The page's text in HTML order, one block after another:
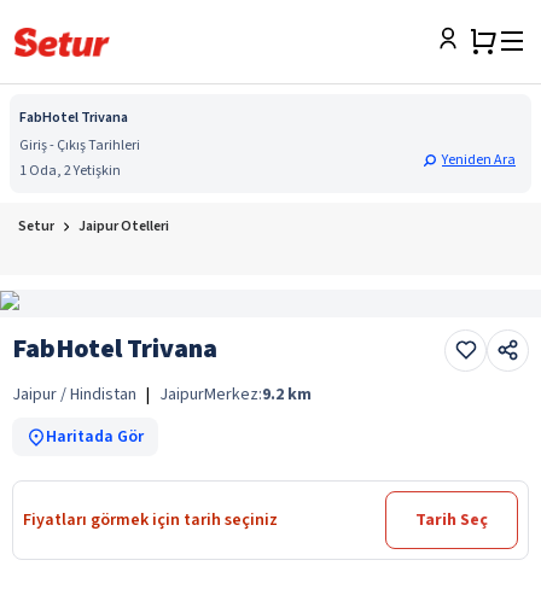
FabHotel Trivana
Giriş - Çıkış Tarihleri
1 Oda, 2 Yetişkin
Yeniden Ara
Setur Jaipur Otelleri
FabHotel Trivana
Jaipur / Hindistan | JaipurMerkez:9.2 km
Haritada Gör
Fiyatları görmek için tarih seçiniz Tarih Seç